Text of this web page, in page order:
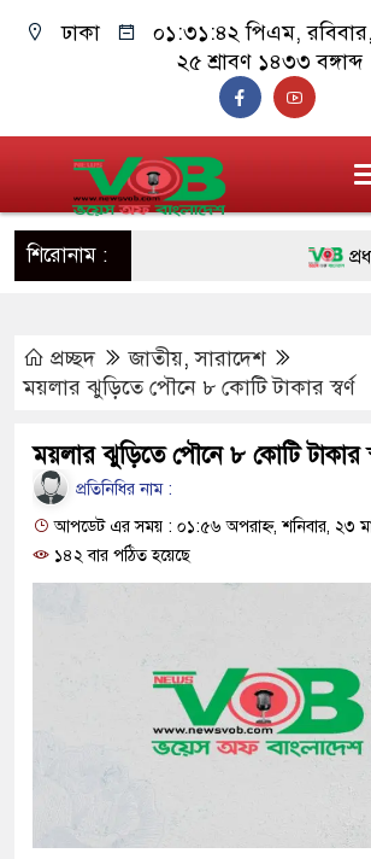
ঢাকা ০১:৩১:৪৩ পিএম,
২০২৬, ২৫ শ্রাবণ ১৪৩৩
শিরোনাম :
রিকশা
দাঁড়াবে : ডা.
সিল-
উদ্ধার
জনগণ
প্রচ্ছদ জাতীয়,সারাদেশ
ময়লার ঝুড়িতে পৌনে ৮ কোটি টাকার স্বর্ণ
ময়লার ঝুড়িতে পৌনে ৮ কোটি টাকার
প্রতিনিধির নাম :
আপডেট এর সময় : ০১:৫৬ অপরাহ্ন, শনিবার, ২৩
১৪২ বার পঠিত হয়েছে